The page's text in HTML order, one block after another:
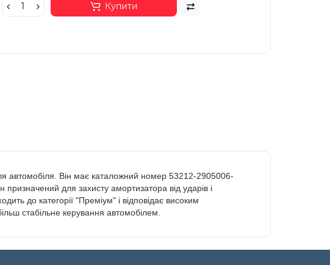
Купити
автомобіля. Він має каталожний номер 53212-2905006-
для захисту амортизатора від ударів і
до категорії "Преміум" і відповідає високим
стабільне керування автомобілем.